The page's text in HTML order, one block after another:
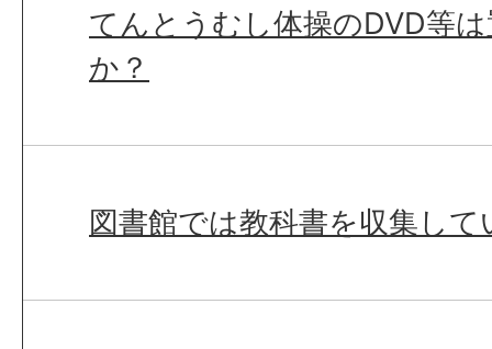
てんとうむし体操のDVD等
か？
図書館では教科書を収集し